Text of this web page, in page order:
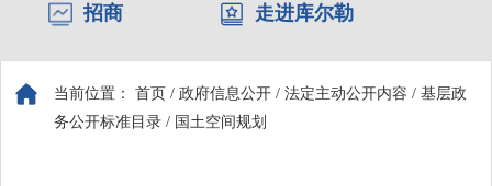
招商 走进库尔勒
当前位置： 首页 / 政府信息公开 / 法定主动公开内容 / 基层政
务公开标准目录 / 国土空间规划